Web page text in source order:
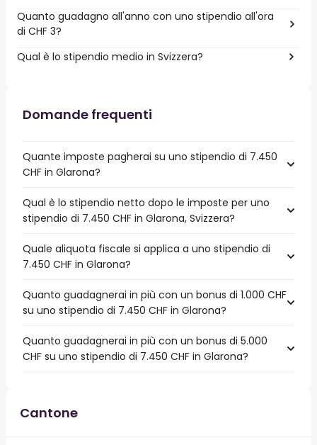
Quanto guadagno all'anno con uno stipendio all'ora
di CHF 3?
Qual è lo stipendio medio in Svizzera?
Domande frequenti
Quante imposte pagherai su uno stipendio di 7.450
CHF in Glarona?
Qual è lo stipendio netto dopo le imposte per uno
stipendio di 7.450 CHF in Glarona, Svizzera?
Quale aliquota fiscale si applica a uno stipendio di
7.450 CHF in Glarona?
Quanto guadagnerai in più con un bonus di 1.000 CHF
su uno stipendio di 7.450 CHF in Glarona?
Quanto guadagnerai in più con un bonus di 5.000
CHF su uno stipendio di 7.450 CHF in Glarona?
Cantone